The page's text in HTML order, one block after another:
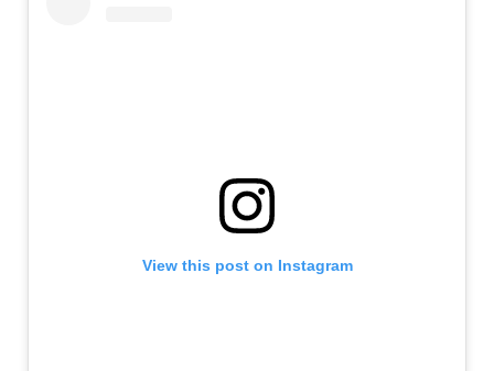
View this post on Instagram